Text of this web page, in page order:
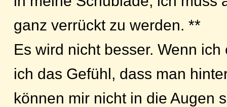
ganz verrückt zu werden. **
Es wird nicht besser. Wenn
ich das Gefühl, dass man
können mir nicht in die Augen